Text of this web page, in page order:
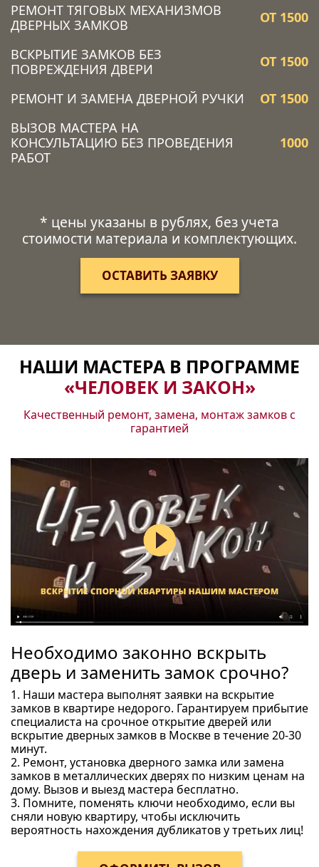
РЕМОНТ ТЯГОВЫХ МЕХАНИЗМОВ
ДВЕРНЫХ ЗАМКОВ
ОТ 1500
ВСКРЫТИЕ ЗАМКОВ БЕЗ
ПОВРЕЖДЕНИЯ ДВЕРИ
ОТ 1500
РЕМОНТ И ЗАМЕНА ДВЕРНОЙ РУЧКИ
ОТ 1500
ВЫЗОВ МАСТЕРА НА
КОНСУЛЬТАЦИЮ БЕЗ ПРОВЕДЕНИЯ
РАБОТ
1000
* цены указаны в рублях, без учета
стоимости материала и комплектующих.
ОСТАВИТЬ ЗАЯВКУ
НАШИ МАСТЕРА В ПРОГРАММЕ
«ЧЕЛОВЕК И ЗАКОН»
Качественный ремонт, замена, монтаж замков с
гарантией
Необходимо законно вскрыть
дверь и заменить замок срочно?
1. Наши мастера выполнят заявки на вскрытие
замков в квартире недорого. Гарантируем прибытие
специалиста на срочное открытие дверей или
вскрытие дверных замков в Москве в течение 20-30
минут.
2. Ремонт, установка дверного замка или замена
замков в металлических дверях по низким ценам на
дому. Вызов и выезд мастера бесплатно.
3. Помните, поменять ключи необходимо, если вы
сняли новую квартиру, чтобы исключить
вероятность нахождения дубликатов у третьих лиц!